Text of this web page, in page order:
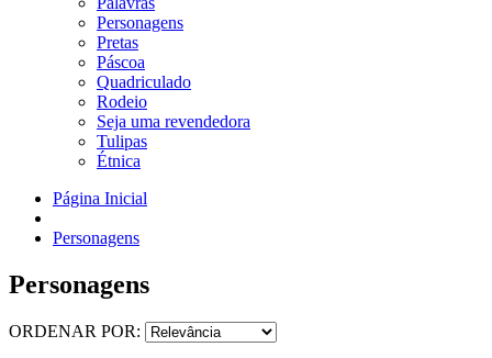
Personagens
Pretas
Páscoa
Quadriculado
Rodeio
Seja uma revendedora
Tulipas
Étnica
Página Inicial
Personagens
Personagens
ORDENAR POR: